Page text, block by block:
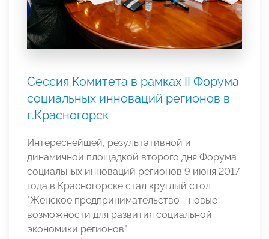
Сессия Комитета в рамках II Форума
социальных инноваций регионов в
г.Красногорск
Интереснейшей, результативной и
динамичной площадкой второго дня Форума
социальных инноваций регионов 9 июня 2017
года в Красногорске стал круглый стол
"Женское предпринимательство - новые
возможности для развития социальной
экономики регионов".